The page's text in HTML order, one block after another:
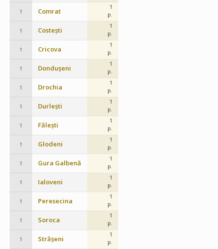
1 Comrat
1
p.
1 Costești
1
p.
1 Cricova
1
p.
1 Dondușeni
1
p.
1 Drochia
1
p.
1 Durlești
1
p.
1 Fălești
1
p.
1 Glodeni
1
p.
1 Gura Galbenă
1
p.
1 Ialoveni
1
p.
1 Peresecina
1
p.
1 Soroca
1
p.
1 Strășeni
1
p.